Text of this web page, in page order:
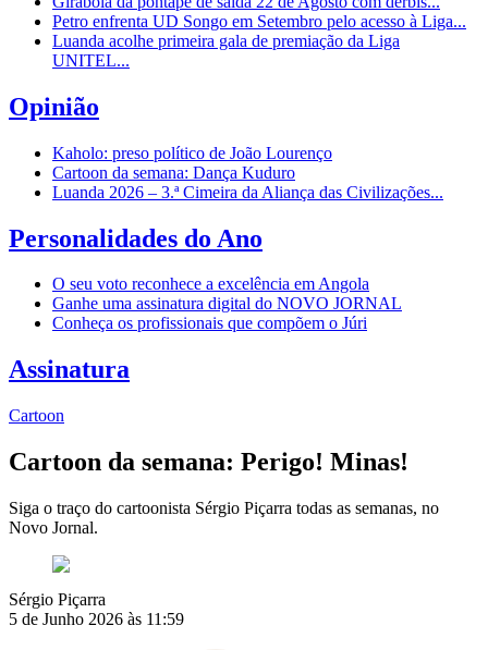
Petro enfrenta UD Songo em Setembro pelo acesso à Liga...
Luanda acolhe primeira gala de premiação da Liga
UNITEL...
Opinião
Kaholo: preso político de João Lourenço
Cartoon da semana: Dança Kuduro
Luanda 2026 – 3.ª Cimeira da Aliança das Civilizações...
Personalidades do Ano
O seu voto reconhece a excelência em Angola
Ganhe uma assinatura digital do NOVO JORNAL
Conheça os profissionais que compõem o Júri
Assinatura
Cartoon
Cartoon da semana: Perigo! Minas!
Siga o traço do cartoonista Sérgio Piçarra todas as semanas, no
Novo Jornal.
Sérgio Piçarra
5 de Junho 2026 às 11:59